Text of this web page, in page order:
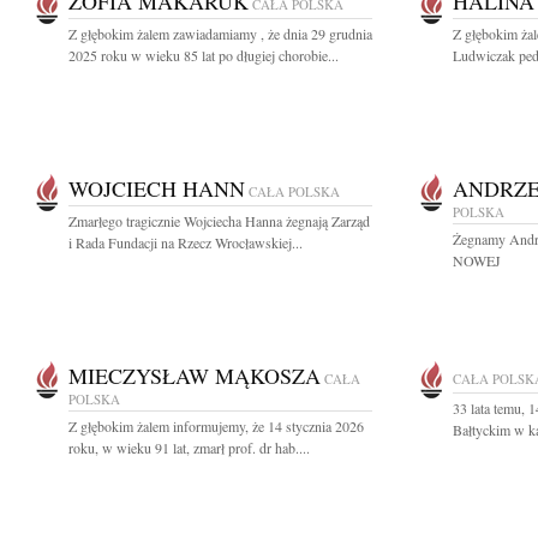
CAŁA POLSKA
Z głębokim żalem zawiadamiamy , że dnia 29 grudnia
2025 roku w wieku 85 lat po długiej chorobie...
Z głębokim
Ludwiczak
WOJCIECH HANN CAŁA POLSKA
Zmarłego tragicznie Wojciecha Hanna żegnają Zarząd
i Rada Fundacji na Rzecz Wrocławskiej...
POLSKA
Żegnamy
NOWEJ
MIECZYSŁAW MĄKOSZA CAŁA
POLSKA
Z głębokim żalem informujemy, że 14 stycznia 2026
roku, w wieku 91 lat, zmarł prof. dr hab....
CAŁA
33 lata temu,
Bałtyckim w